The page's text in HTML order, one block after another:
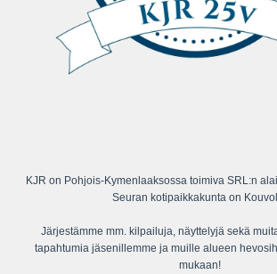
KJR on Pohjois-Kymenlaaksossa toimiva SRL:n
Seuran kotipaikkakunta on
Järjestämme mm. kilpailuja, näyttelyjä sekä
tapahtumia jäsenillemme ja muille alueen
mukaan!